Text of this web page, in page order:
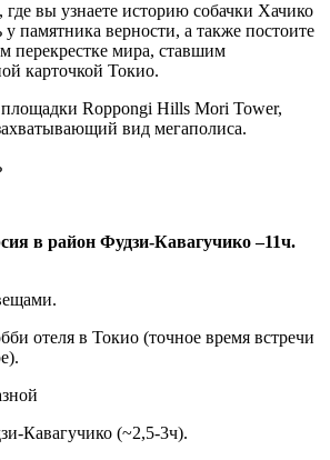
где вы узнаете историю собачки Хачико
у памятника верности, а также постоите
перекрестке мира, ставшим
карточкой Токио.
Roppongi Hills Mori Tower,
вид мегаполиса.
в район Фудзи-Кавагучико –11ч.
отеля в Токио (точное время встречи
Кавагучико (~2,5-3ч).